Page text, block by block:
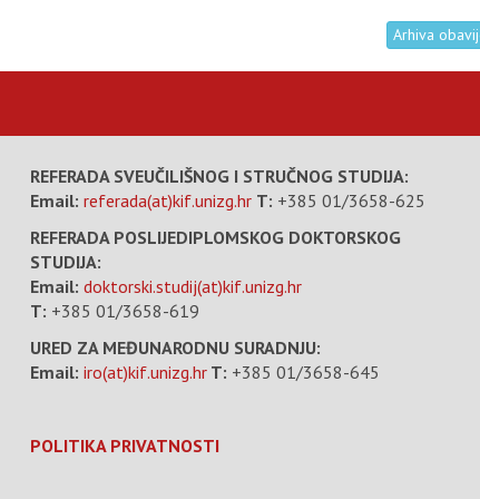
Arhiva
REFERADA SVEUČILIŠNOG I STRUČNOG STUDIJA:
Email: referada(at)kif.unizg.hr T: +385 01/3658-625
REFERADA POSLIJEDIPLOMSKOG DOKTORSKOG
STUDIJA:
Email: doktorski.studij(at)kif.unizg.hr
T: +385 01/3658-619
URED ZA MEĐUNARODNU SURADNJU:
Email: iro(at)kif.unizg.hr T: +385 01/3658-645
POLITIKA PRIVATNOSTI